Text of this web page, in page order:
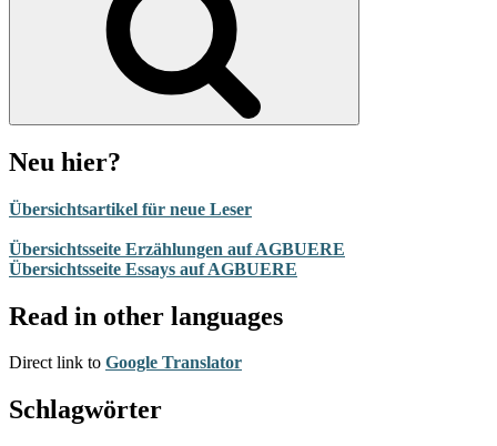
Neu hier?
Übersichtsartikel für neue Leser
Übersichtsseite Erzählungen auf AGBUERE
Übersichtsseite Essays auf AGBUERE
Read in other languages
Direct link to Google Translator
Schlagwörter